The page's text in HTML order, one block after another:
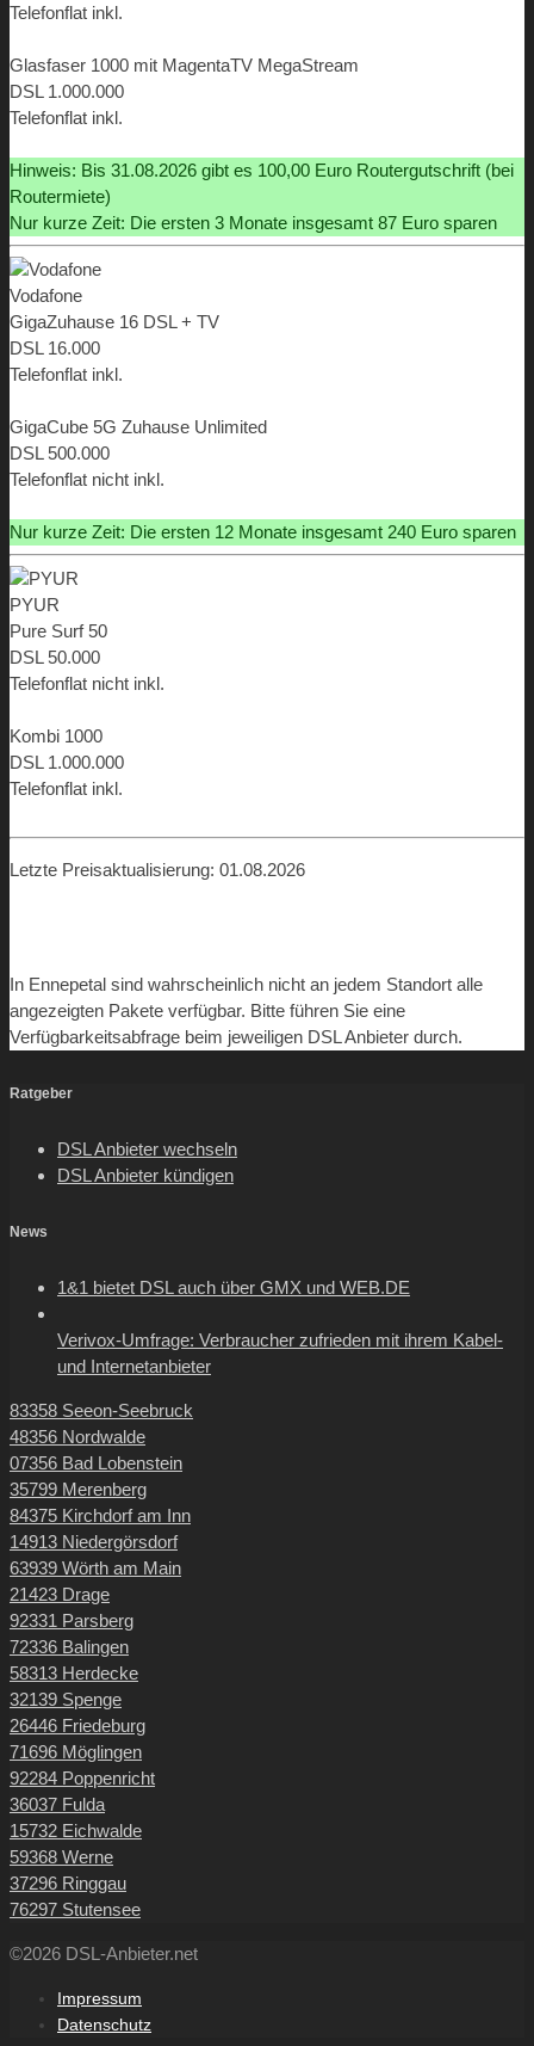
Telefonflat inkl.
Glasfaser 1000 mit MagentaTV MegaStream
DSL 1.000.000
Telefonflat inkl.
Hinweis: Bis 31.08.2026 gibt es 100,00 Euro Routergutschrift (bei
Routermiete)
Nur kurze Zeit: Die ersten 3 Monate insgesamt 87 Euro sparen
Vodafone
GigaZuhause 16 DSL + TV
DSL 16.000
Telefonflat inkl.
GigaCube 5G Zuhause Unlimited
DSL 500.000
Telefonflat nicht inkl.
Nur kurze Zeit: Die ersten 12 Monate insgesamt 240 Euro sparen
PYUR
Pure Surf 50
DSL 50.000
Telefonflat nicht inkl.
Kombi 1000
DSL 1.000.000
Telefonflat inkl.
Letzte Preisaktualisierung: 01.08.2026
In Ennepetal sind wahrscheinlich nicht an jedem Standort alle
angezeigten Pakete verfügbar. Bitte führen Sie eine
Verfügbarkeitsabfrage beim jeweiligen DSL Anbieter durch.
Ratgeber
DSL Anbieter wechseln
DSL Anbieter kündigen
News
1&1 bietet DSL auch über GMX und WEB.DE
Verivox-Umfrage: Verbraucher zufrieden mit ihrem Kabel-
und Internetanbieter
83358 Seeon-Seebruck
48356 Nordwalde
07356 Bad Lobenstein
35799 Merenberg
84375 Kirchdorf am Inn
14913 Niedergörsdorf
63939 Wörth am Main
21423 Drage
92331 Parsberg
72336 Balingen
58313 Herdecke
32139 Spenge
26446 Friedeburg
71696 Möglingen
92284 Poppenricht
36037 Fulda
15732 Eichwalde
59368 Werne
37296 Ringgau
76297 Stutensee
©2026 DSL-Anbieter.net
Impressum
Datenschutz